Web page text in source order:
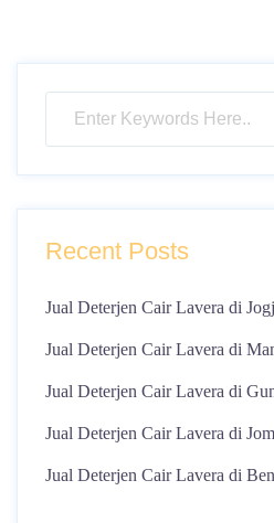
Recent Posts
Jual Deterjen Cair Lavera di
Jual Deterjen Cair Lavera di
Jual Deterjen Cair Lavera di
Jual Deterjen Cair Lavera di
Jual Deterjen Cair Lavera di